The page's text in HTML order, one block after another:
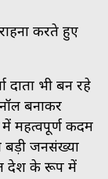
करते हुए
दाता भी बन रहे
बनाकर
में महत्वपूर्ण कदम
बड़ी जनसंख्या
देश के रूप में